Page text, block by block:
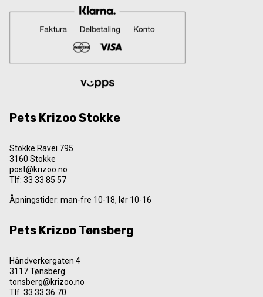
Pets Krizoo Stokke
Stokke Ravei 795
3160 Stokke
post@krizoo.no
Tlf: 33 33 85 57
Åpningstider: man-fre 10-18, lør 10-16
Pets Krizoo Tønsberg
Håndverkergaten 4
3117 Tønsberg
tonsberg@krizoo.no
Tlf: 33 33 36 70